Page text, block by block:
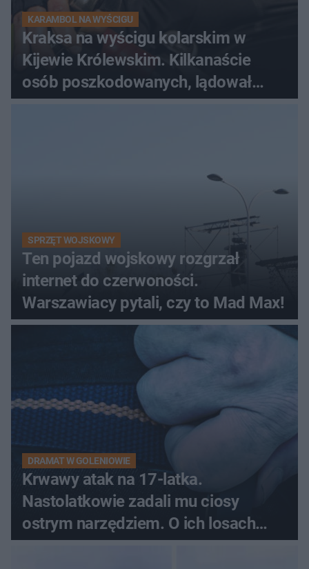
KARAMBOL NA WYŚCIGU
Kraksa na wyścigu kolarskim w
Kijewie Królewskim. Kilkanaście
osób poszkodowanych, lądował
śmigłowiec LPR
SPRZĘT WOJSKOWY
Ten pojazd wojskowy rozgrzał
internet do czerwoności.
Warszawiacy pytali, czy to Mad Max!
DRAMAT W GOLENIOWIE
Krwawy atak na 17-latka.
Nastolatkowie zadali mu ciosy
ostrym narzędziem. O ich losach
zdecyduje sąd rodzinny